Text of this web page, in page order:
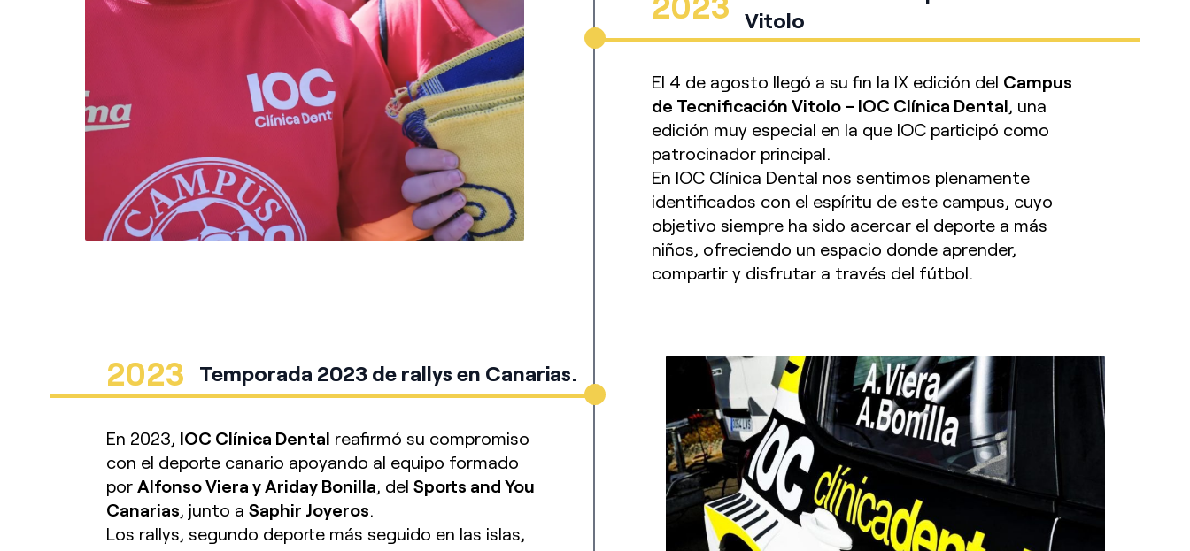
Vitolo
El 4 de agosto llegó a su fin la IX edición del Campus
de Tecnificación Vitolo – IOC Clínica Dental, una
edición muy especial en la que IOC participó como
patrocinador principal.
En IOC Clínica Dental nos sentimos plenamente
identificados con el espíritu de este campus, cuyo
objetivo siempre ha sido acercar el deporte a más
niños, ofreciendo un espacio donde aprender,
compartir y disfrutar a través del fútbol.
2023 Temporada 2023 de rallys en Canarias.
En 2023, IOC Clínica Dental reafirmó su compromiso
con el deporte canario apoyando al equipo formado
por Alfonso Viera y Ariday Bonilla, del Sports and You
Canarias, junto a Saphir Joyeros
Los rallys, segundo deporte más seguido en las islas,